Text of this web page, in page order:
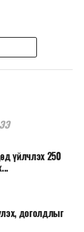
санаачилга
ам.долларын
Нэг төслийн
700 мянган
үйлчлэх 250
доголдлыг